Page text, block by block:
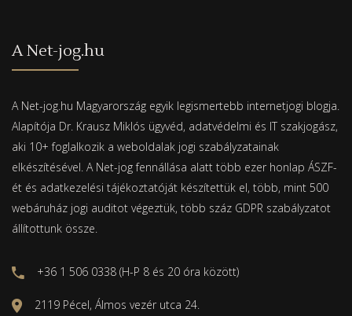
A Net-jog.hu
A Net-jog.hu Magyarország egyik legismertebb internetjogi blogja.
Alapítója Dr. Krausz Miklós ügyvéd, adatvédelmi és IT szakjogász,
aki 10+ foglalkozik a weboldalak jogi szabályzatainak
elkészítésével. A Net-jog fennállása alatt több ezer honlap ÁSZF-
ét és adatkezelési tájékoztatóját készítettük el, több, mint 500
webáruház jogi auditot végeztük, több száz GDPR szabályzatot
állítottunk össze.
+36 1 506 0338 (H-P 8 és 20 óra között)
2119 Pécel, Álmos vezér utca 24.